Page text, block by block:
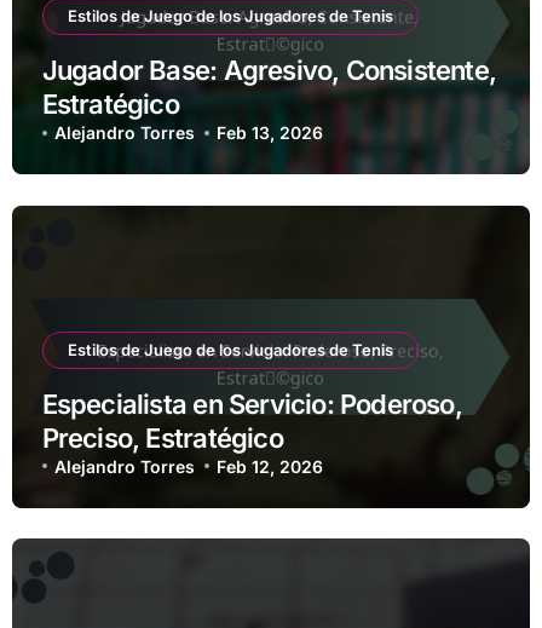
Estilos de Juego de los Jugadores de Tenis
Jugador Base: Agresivo, Consistente,
Estratégico
Alejandro Torres Feb 13, 2026
Estilos de Juego de los Jugadores de Tenis
Especialista en Servicio: Poderoso,
Preciso, Estratégico
Alejandro Torres Feb 12, 2026